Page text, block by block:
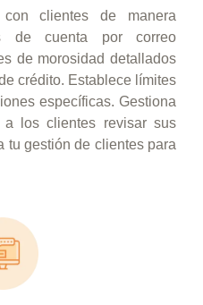
clientes de manera
de cuenta por correo
de morosidad detallados
crédito. Establece límites
específicas. Gestiona
los clientes revisar sus
tu gestión de clientes para